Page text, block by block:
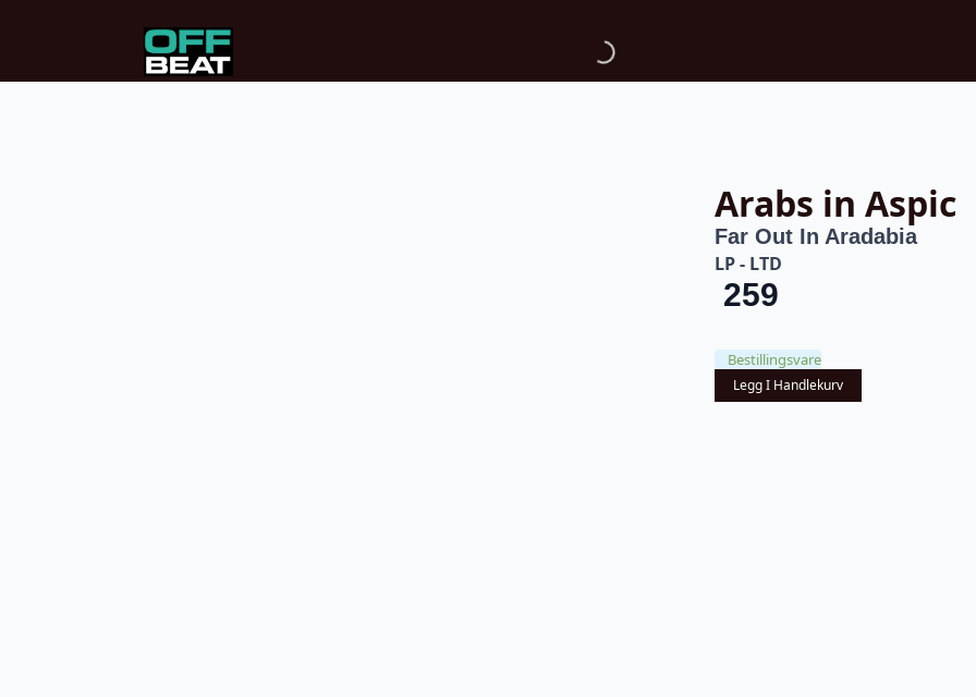
Arabs in Aspic
Far Out In Aradabia
LP - LTD
259
Bestillingsvare
Legg I Handlekurv